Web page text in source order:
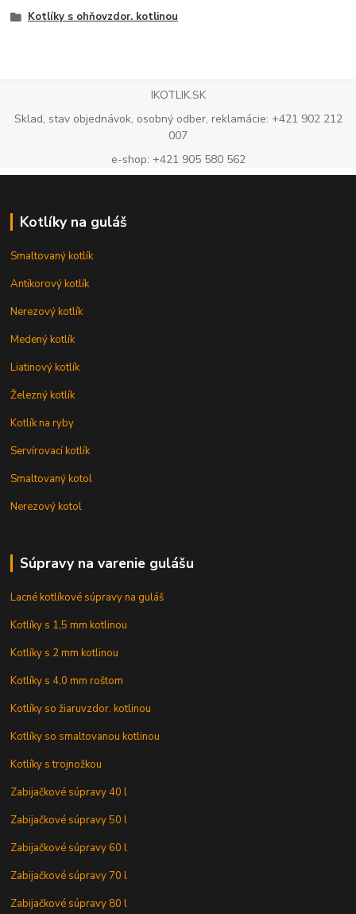
Kotlíky s ohňovzdor. kotlinou
IKOTLIK.SK
Sklad, stav objednávok, osobný odber, reklamácie: +421 902 212
007
e-shop: +421 905 580 562
Kotlíky na guláš
Smaltovaný kotlík
Antikorový kotlík
Nerezový kotlík
Medený kotlík
Liatinový kotlík
Železný kotlík
Kotlík na ryby
Servírovací kotlík
Smaltovaný kotol
Nerezový kotol
Súpravy na varenie gulášu
Lacné kotlíkové súpravy na guláš
Kotlíky s 1,5 mm kotlinou
Kotlíky s 2 mm kotlinou
Kotlíky s 4,0 mm roštom
Kotlíky so žiaruvzdor. kotlinou
Kotlíky so smaltovanou kotlinou
Kotlíky s trojnožkou
Zabijačkové súpravy 40 l
Zabijačkové súpravy 50 l
Zabijačkové súpravy 60 l
Zabijačkové súpravy 70 l
Zabijačkové súpravy 80 l